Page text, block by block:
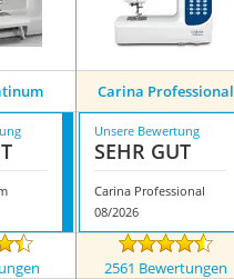
Carina Professional
Unsere Bewertung
SEHR GUT
Carina Professional
08/2026
2561 Bewertungen